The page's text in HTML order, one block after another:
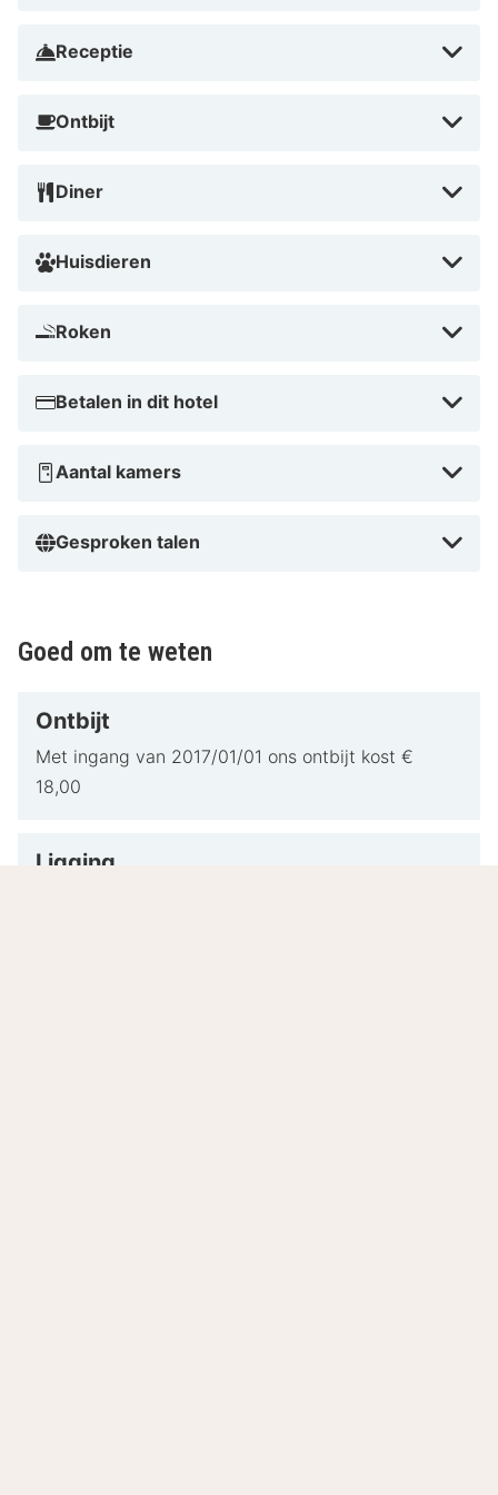
winkelen en ontspanning in één verblijf.
Receptie
Ontbijt
Diner
Huisdieren
Roken
Betalen in dit hotel
Aantal kamers
Gesproken talen
Goed om te weten
Ontbijt
Met ingang van 2017/01/01 ons ontbijt kost €
18,00
Ligging